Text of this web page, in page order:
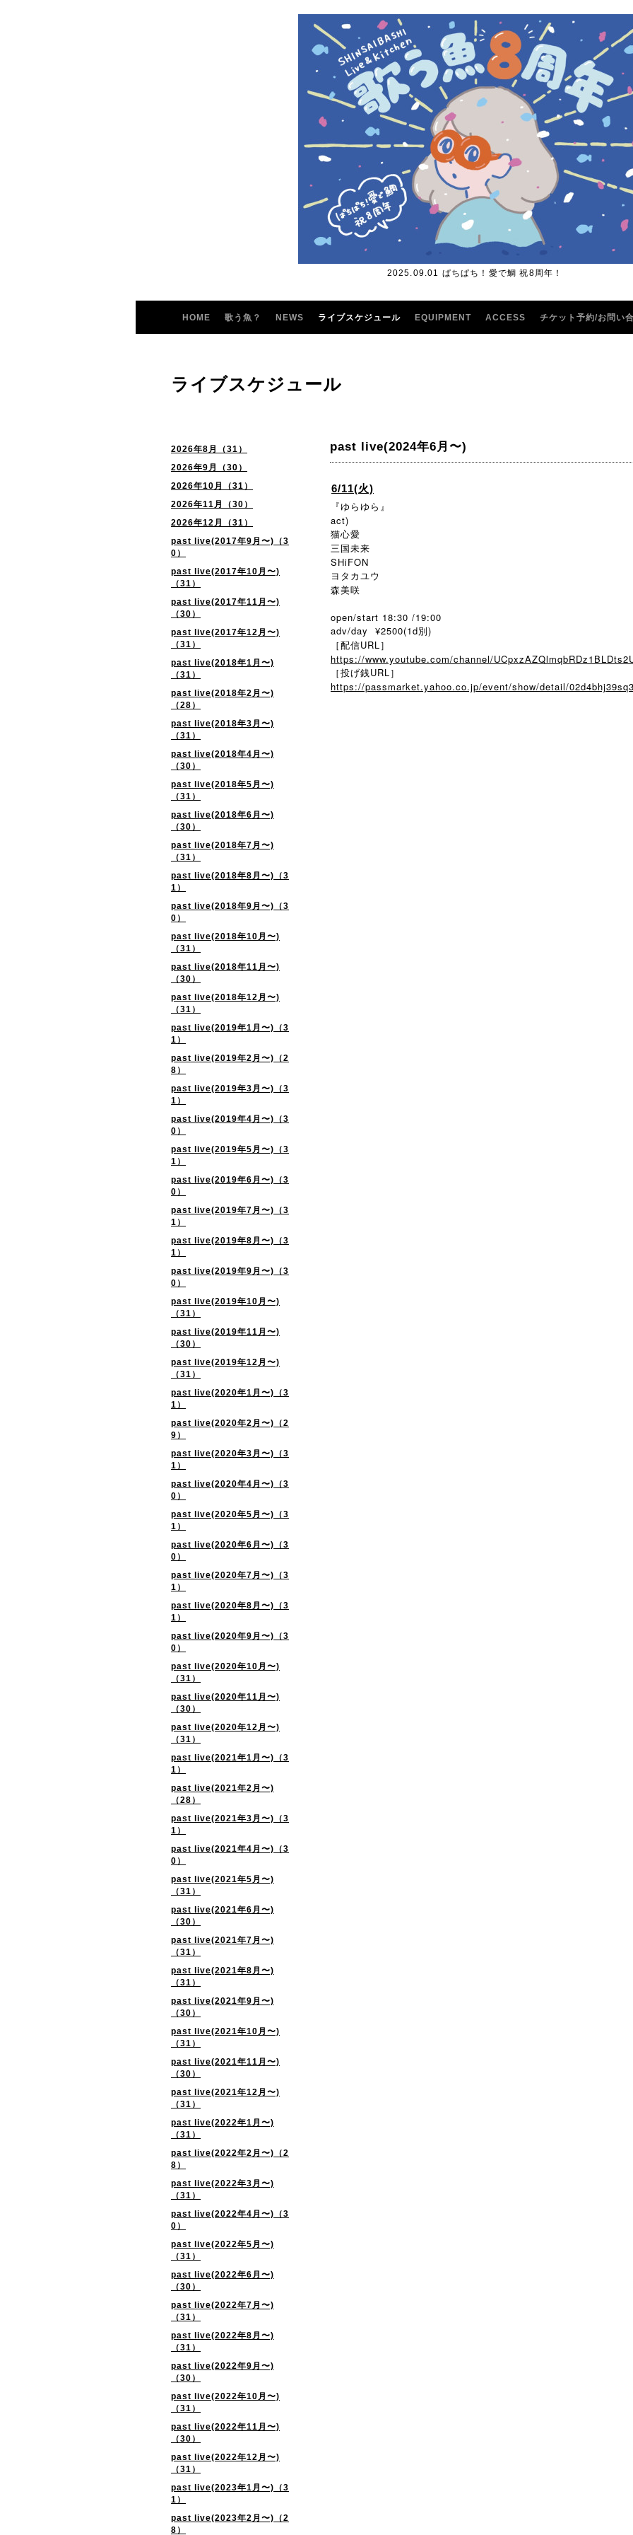
2025.09.01 ぱちぱち！愛で鯛 祝8周年！
HOME 歌う魚？ NEWS ライブスケジュール EQUIPMENT ACCESS チケット予約/お問い
2026年8月（31）
2026年9月（30）
2026年10月（31）
2026年11月（30）
2026年12月（31）
past live(2017年9月〜)（3
0）
past live(2017年10月〜)
（31）
past live(2017年11月〜)
（30）
past live(2017年12月〜)
（31）
past live(2018年1月〜)
（31）
past live(2018年2月〜)
（28）
past live(2018年3月〜)
（31）
past live(2018年4月〜)
（30）
past live(2018年5月〜)
（31）
past live(2018年6月〜)
（30）
past live(2018年7月〜)
（31）
past live(2018年8月〜)（3
1）
past live(2018年9月〜)（3
0）
past live(2018年10月〜)
（31）
past live(2018年11月〜)
（30）
past live(2018年12月〜)
（31）
past live(2019年1月〜)（3
1）
past live(2019年2月〜)（2
8）
past live(2019年3月〜)（3
1）
past live(2019年4月〜)（3
0）
past live(2019年5月〜)（3
1）
past live(2019年6月〜)（3
0）
past live(2019年7月〜)（3
1）
past live(2019年8月〜)（3
1）
past live(2019年9月〜)（3
0）
past live(2019年10月〜)
（31）
past live(2019年11月〜)
（30）
past live(2019年12月〜)
（31）
past live(2020年1月〜)（3
1）
past live(2020年2月〜)（2
9）
past live(2020年3月〜)（3
1）
past live(2020年4月〜)（3
0）
past live(2020年5月〜)（3
1）
past live(2020年6月〜)（3
0）
past live(2020年7月〜)（3
1）
past live(2020年8月〜)（3
1）
past live(2020年9月〜)（3
0）
past live(2020年10月〜)
（31）
past live(2020年11月〜)
（30）
past live(2020年12月〜)
（31）
past live(2021年1月〜)（3
1）
past live(2021年2月〜)
（28）
past live(2021年3月〜)（3
1）
past live(2021年4月〜)（3
0）
past live(2021年5月〜)
（31）
past live(2021年6月〜)
（30）
past live(2021年7月〜)
（31）
past live(2021年8月〜)
（31）
past live(2021年9月〜)
（30）
past live(2021年10月〜)
（31）
past live(2021年11月〜)
（30）
past live(2021年12月〜)
（31）
past live(2022年1月〜)
（31）
past live(2022年2月〜)（2
8）
past live(2022年3月〜)
（31）
past live(2022年4月〜)（3
0）
past live(2022年5月〜)
（31）
past live(2022年6月〜)
（30）
past live(2022年7月〜)
（31）
past live(2022年8月〜)
（31）
past live(2022年9月〜)
（30）
past live(2022年10月〜)
（31）
past live(2022年11月〜)
（30）
past live(2022年12月〜)
（31）
past live(2023年1月〜)（3
1）
past live(2023年2月〜)（2
8）
ライブスケジュール
past live(2024年6月〜)
6/11(火)
『ゆらゆら』
act)
猫心愛
三国未来
SHiFON
ヨタカユウ
森美咲
open/start 18:30 /19:00
adv/day ¥2500(1d別)
［配信URL］
https://www.youtube.com/channel/
［投げ銭URL］
https://passmarket.yahoo.co.jp/event/show/detail/